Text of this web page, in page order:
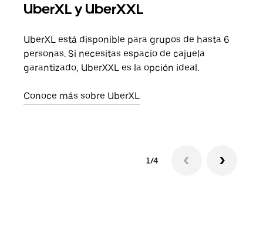
UberXL y UberXXL
UberXL está disponible para grupos de hasta 6
personas. Si necesitas espacio de cajuela
garantizado, UberXXL es la opción ideal.
Conoce más sobre UberXL
1/4